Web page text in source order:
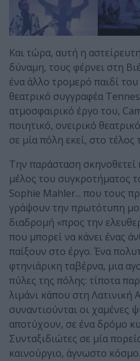
Και τώρα, αυτή η
δύναμη, τους φέρνει στη
ένα άλλο τρομερό παιδί
θεατρικό συγγραφέα
ατμοσφαιρικό έργο του,
ποιητικό, ονειρικό
σε μία πόλη εκεί, στο
Την παράσταση σκηνοθετεί
μέλος του συγκροτήματος
Sophie Mahler... που τους
γράψουν την πρωτότυπη
διαδρομή «προς την
που μπορεί να κάνει ένας
παίξουν στο έργο. Ένα
φτηνιάρικη ταβέρνα, μια
πύλες της πόλης: τίποτα
λιμάνι κάπου στη Λατινική
συναντιούνται οι χαμένες
αποτύχουν, σε ένα δρόμο
Συνταξιδιώτες σε μία
καινούργιο, άγνωστο κόσμο.